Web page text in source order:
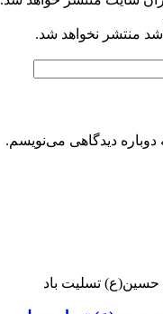
منتشر نخواهد شد.
دیدگاهی می‌نویسم.